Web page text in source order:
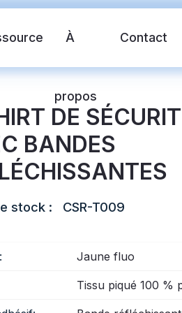
À
propos
Contact
Tela reflectante arcoíris
DE
BANDES
stock : CSR-T009
Jaune fluo
Tissu piqué 100 %